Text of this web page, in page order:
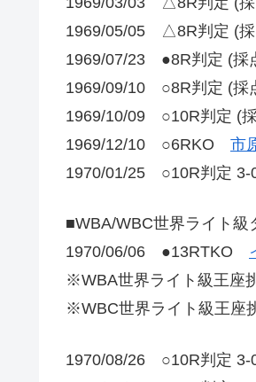
1969/05/05 △8R判定 (
1969/07/23 ●8R判定 (採
1969/09/10 ○8R判定 (採
1969/10/09 ○10R判定 (
1969/12/10 ○6RKO 市
1970/01/25 ○10R判定 3-
■WBA/WBC世界ライト級
1970/06/06 ●13RTKO
※WBA世界ライト級王座
※WBC世界ライト級王座
1970/08/26 ○10R判定 3-